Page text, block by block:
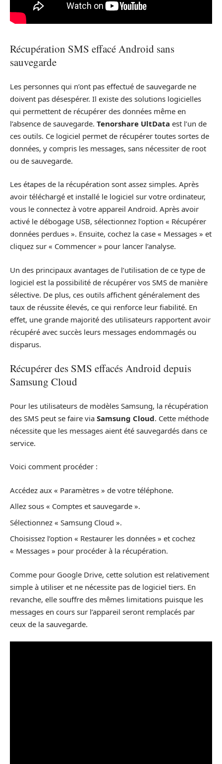
Récupération SMS effacé Android sans
sauvegarde
Les personnes qui n’ont pas effectué de sauvegarde ne
doivent pas désespérer. Il existe des solutions logicielles
qui permettent de récupérer des données même en
l’absence de sauvegarde. Tenorshare UltData est l’un de
ces outils. Ce logiciel permet de récupérer toutes sortes de
données, y compris les messages, sans nécessiter de root
ou de sauvegarde.
Les étapes de la récupération sont assez simples. Après
avoir téléchargé et installé le logiciel sur votre ordinateur,
vous le connectez à votre appareil Android. Après avoir
activé le débogage USB, sélectionnez l’option « Récupérer
données perdues ». Ensuite, cochez la case « Messages » et
cliquez sur « Commencer » pour lancer l’analyse.
Un des principaux avantages de l’utilisation de ce type de
logiciel est la possibilité de récupérer vos SMS de manière
sélective. De plus, ces outils affichent généralement des
taux de réussite élevés, ce qui renforce leur fiabilité. En
effet, une grande majorité des utilisateurs rapportent avoir
récupéré avec succès leurs messages endommagés ou
disparus.
Récupérer des SMS effacés Android depuis
Samsung Cloud
Pour les utilisateurs de modèles Samsung, la récupération
des SMS peut se faire via Samsung Cloud. Cette méthode
nécessite que les messages aient été sauvegardés dans ce
service.
Voici comment procéder :
Accédez aux « Paramètres » de votre téléphone.
Allez sous « Comptes et sauvegarde ».
Sélectionnez « Samsung Cloud ».
Choisissez l’option « Restaurer les données » et cochez
« Messages » pour procéder à la récupération.
Comme pour Google Drive, cette solution est relativement
simple à utiliser et ne nécessite pas de logiciel tiers. En
revanche, elle souffre des mêmes limitations puisque les
messages en cours sur l’appareil seront remplacés par
ceux de la sauvegarde.